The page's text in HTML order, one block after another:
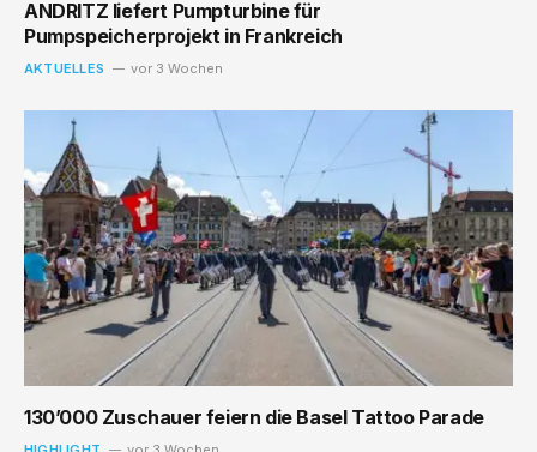
ANDRITZ liefert Pumpturbine für
Pumpspeicherprojekt in Frankreich
AKTUELLES vor 3 Wochen
130’000 Zuschauer feiern die Basel Tattoo Parade